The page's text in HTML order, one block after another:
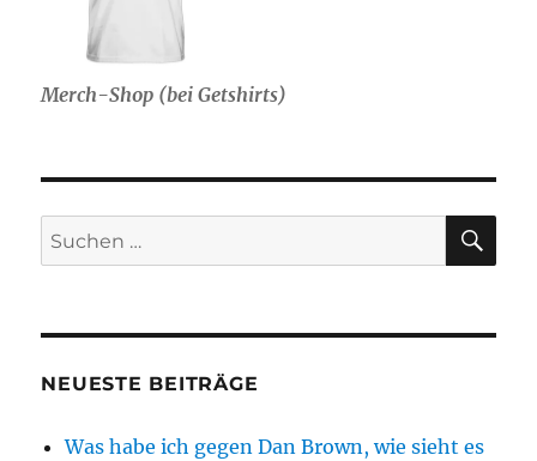
Merch-Shop (bei Getshirts)
Suche
nach:
NEUESTE BEITRÄGE
Was habe ich gegen Dan Brown, wie sieht es